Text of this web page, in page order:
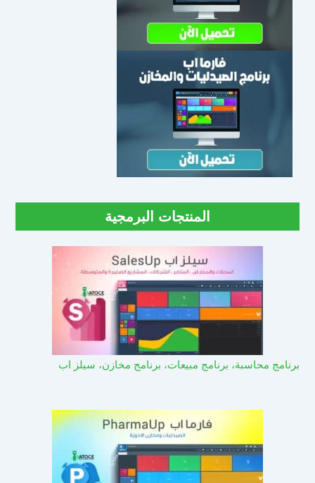
المنتجات البرمجية
برنامج محاسبة، برنامج مبيعات، برنامج مخازن، سيلز اب